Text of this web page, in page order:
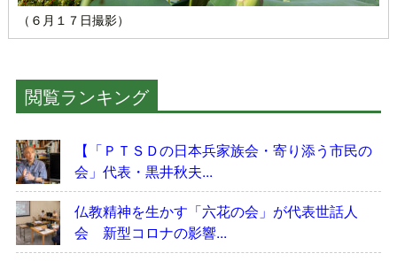
（６月１７日撮影）
閲覧ランキング
【「ＰＴＳＤの日本兵家族会・寄り添う市民の
会」代表・黒井秋夫...
仏教精神を生かす「六花の会」が代表世話人
会 新型コロナの影響...